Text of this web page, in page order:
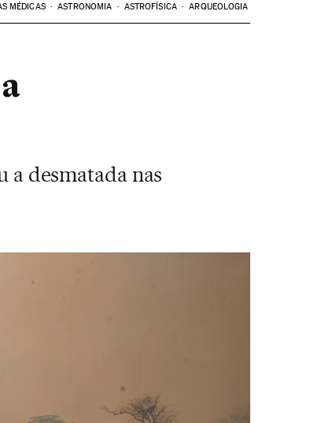
MÉDICAS ASTRONOMIA ASTROFÍSICA ARQUEOLOGIA
a desmatada nas